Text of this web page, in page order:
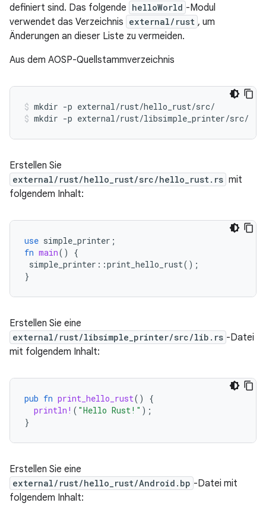
definiert sind. Das folgende helloWorld -Modul
verwendet das Verzeichnis external/rust , um
Änderungen an dieser Liste zu vermeiden.
Aus dem AOSP-Quellstammverzeichnis
mkdir -p external/rust/hello_rust/src/
mkdir -p external/rust/libsimple_printer/src/
Erstellen Sie
external/rust/hello_rust/src/hello_rust.rs mit
folgendem Inhalt:
use simple_printer ;
fn main()
{
simple_printer ::print_hello_rust();
}
Erstellen Sie eine
external/rust/libsimple_printer/src/lib.rs -Datei
mit folgendem Inhalt:
pub fn print_hello_rust()
{
println! ( "Hello Rust!" );
}
Erstellen Sie eine
external/rust/hello_rust/Android.bp -Datei mit
folgendem Inhalt: